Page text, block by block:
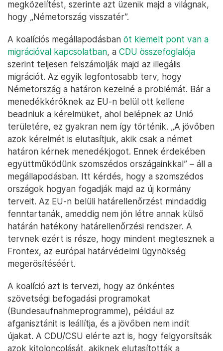
megközelítést, szerinte azt üzenik majd a világnak,
hogy „Németország visszatér”.
A koalíciós megállapodásban öt kiemelt pont van a
migrációval kapcsolatban, a CDU összefoglalója
szerint teljesen felszámolják majd az illegális
migrációt. Az egyik legfontosabb terv, hogy
Németország a határon kezelné a problémát. Bár a
menedékkérőknek az EU-n belül ott kellene
beadniuk a kérelmüket, ahol belépnek az Unió
területére, ez gyakran nem így történik. „A jövőben
azok kérelmét is elutasítjuk, akik csak a német
határon kérnek menedékjogot. Ennek érdekében
együttműködünk szomszédos országainkkal” – áll a
megállapodásban. Itt kérdés, hogy a szomszédos
országok hogyan fogadják majd az új kormány
terveit. Az EU-n belüli határellenőrzést mindaddig
fenntartanák, ameddig nem jön létre annak külső
határán hatékony határellenőrzési rendszer. A
tervnek ezért is része, hogy mindent megtesznek a
Frontex, az európai határvédelmi ügynökség
megerősítéséért.
A koalíció azt is tervezi, hogy az önkéntes
szövetségi befogadási programokat
(Bundesaufnahmeprogramme), például az
afganisztánit is leállítja, és a jövőben nem indít
újakat. A CDU/CSU elérte azt is, hogy felgyorsítsák
azok kitoloncolását, akiknek elutasították a